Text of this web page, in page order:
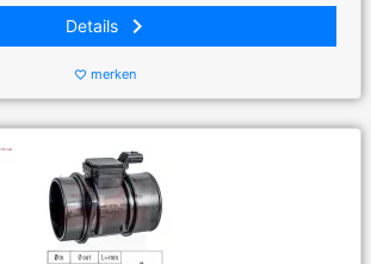
Details keyboard_arrow_right
favorite_border merken